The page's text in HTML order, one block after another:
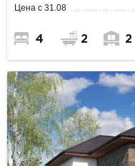
Цена с 31.08
4 2 2